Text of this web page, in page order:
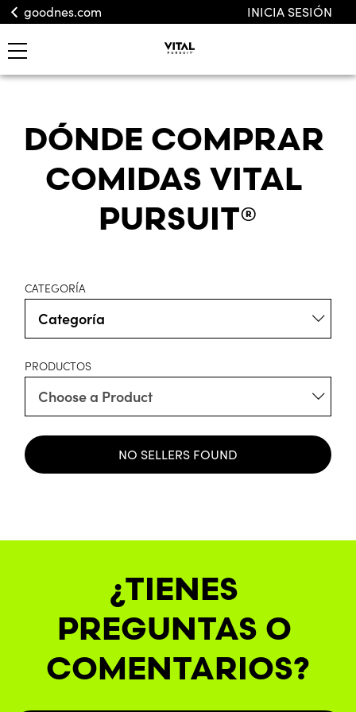
goodnes.com INICIA SESIÓN
DÓNDE COMPRAR
COMIDAS VITAL
PURSUIT®
CATEGORÍA
PRODUCTOS
NO SELLERS FOUND
¿TIENES
PREGUNTAS O
COMENTARIOS?